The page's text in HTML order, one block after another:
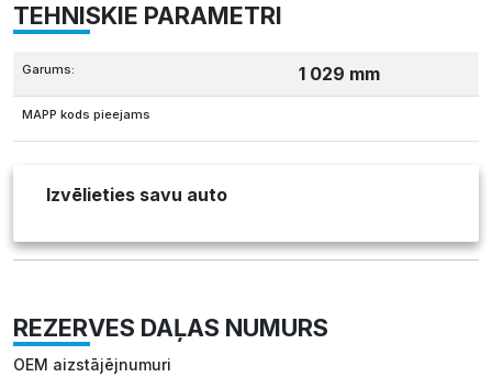
TEHNISKIE PARAMETRI
Garums: 1 029 mm
MAPP kods pieejams
Izvēlieties savu auto
REZERVES DAĻAS NUMURS
OEM aizstājējnumuri